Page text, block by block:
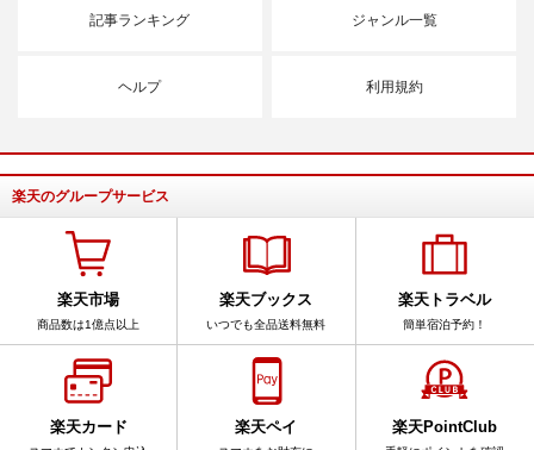
記事ランキング ジャンル一覧
ヘルプ 利用規約
楽天のグループサービス
楽天市場
商品数は1億点以上
楽天ブックス
いつでも全品送料無料
楽天トラベル
簡単宿泊予約！
楽天カード 楽天ペイ 楽天PointClub